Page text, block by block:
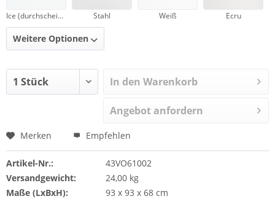
Ice (durchscheinend) Stahl Weiß Ecru
Weitere Optionen
In den Warenkorb
Angebot anfordern
Merken Empfehlen
Artikel-Nr.:
43VO61002
Versandgewicht:
24,00 kg
Maße (LxBxH):
93 x 93 x 68 cm